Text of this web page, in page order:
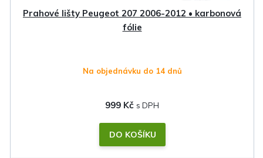
Prahové lišty Peugeot 207 2006-2012 • karbonová
fólie
Na objednávku do 14 dnů
999 Kč
DO KOŠÍKU